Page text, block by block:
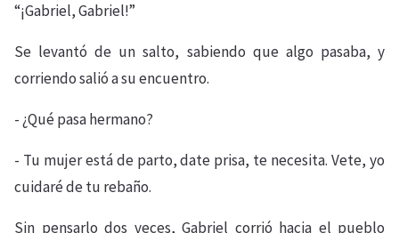
“¡Gabriel, Gabriel!”
Se levantó de un salto, sabiendo que algo pasaba, y
corriendo salió a su encuentro.
- ¿Qué pasa hermano?
- Tu mujer está de parto, date prisa, te necesita. Vete, yo
cuidaré de tu rebaño.
Sin pensarlo dos veces, Gabriel corrió hacia el pueblo